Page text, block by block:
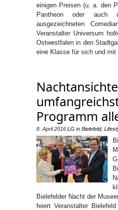
einigen Preisen (u. a. den
Pantheon oder auch
ausgezeichneten
Veranstalter Universum
Ostwestfalen in den
eine Klasse für sich und
Programm
8. April 2016 LG in Bielefeld,
Bielefelder Nacht der
feiert Veranstalter